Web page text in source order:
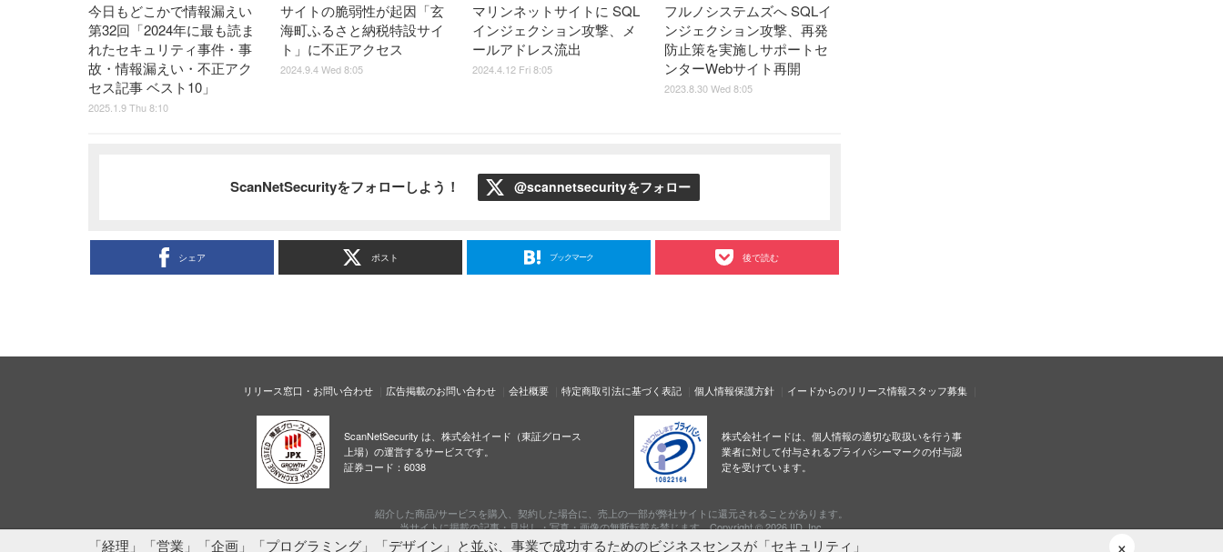
今日もどこかで情報漏えい
第32回「2024年に最も読ま
れたセキュリティ事件・事
故・情報漏えい・不正アク
セス記事 ベスト10」
2025.1.9 Thu 8:10
サイトの脆弱性が起因「玄
海町ふるさと納税特設サイ
ト」に不正アクセス
2024.9.4 Wed 8:05
マリンネットサイトに SQL
インジェクション攻撃、メ
ールアドレス流出
2024.4.12 Fri 8:05
フルノシステムズへ SQLイ
ンジェクション攻撃、再発
防止策を実施しサポートセ
ンターWebサイト再開
2023.8.30 Wed 8:05
ScanNetSecurityをフォローしよう！ @scannetsecurityをフォロー
シェア ポスト ブックマーク 後で読む
リリース窓口・お問い合わせ 広告掲載のお問い合わせ 会社概要 特定商取引法に基づく表記 個人情報保護方針 イードからのリリース情報スタッフ募集
ScanNetSecurity は、株式会社イード（東証グロース
上場）の運営するサービスです。
証券コード：6038
株式会社イードは、個人情報の適切な取扱いを行う事
業者に対して付与されるプライバシーマークの付与認
定を受けています。
紹介した商品/サービスを購入、契約した場合に、売上の一部が弊社サイトに還元されることがあります。
当サイトに掲載の記事・見出し・写真・画像の無断転載を禁じます。Copyright © 2026 IID, Inc.
「経理」「営業」「企画」「プログラミング」「デザイン」と並ぶ、事業で成功するためのビジネスセンスが「セキュリティ」 ×